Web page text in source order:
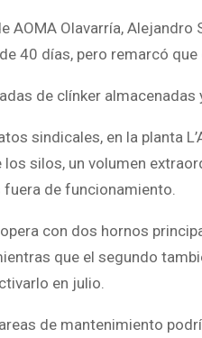
AOMA Olavarría,
40 días, pero remarcó
de clínker almacenadas
sindicales, en la planta
silos, un volumen
de funcionamiento.
con dos hornos
que el segundo
en julio.
de mantenimiento